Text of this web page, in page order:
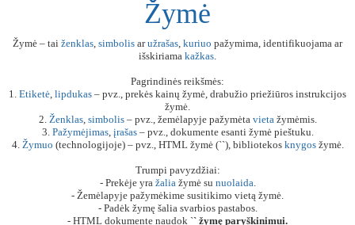
Žymė
Žymė – tai ženklas, simbolis aružrašas, kuriuo pažymima, identifikuojama ar
išskiriama kažkas.
Pagrindinės reikšmės:
1. Etiketė, lipdukas – pvz., prekės kainų žymė, drabužio priežiūros instrukcijos
žymė.
2. Ženklas, simbolis– pvz., žemėlapyje pažymėta vietažymėmis.
3. Pažymėjimas, įrašas– pvz., dokumente esanti žymė pieštuku.
4. Žymuo (technologijoje) – pvz., HTML žymė (``), bibliotekos knygosžymė.
Trumpi pavyzdžiai:
- Prekėje yra žaliažymė su nuolaida.
- Žemėlapyje pažymėkime susitikimo vietą žymė.
- Padėk žymę šalia svarbios pastabos.
- HTML dokumente naudok `` žymę paryškinimui.